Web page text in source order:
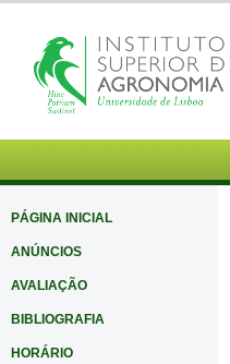
PÁGINA INICIAL
ANÚNCIOS
AVALIAÇÃO
BIBLIOGRAFIA
HORÁRIO